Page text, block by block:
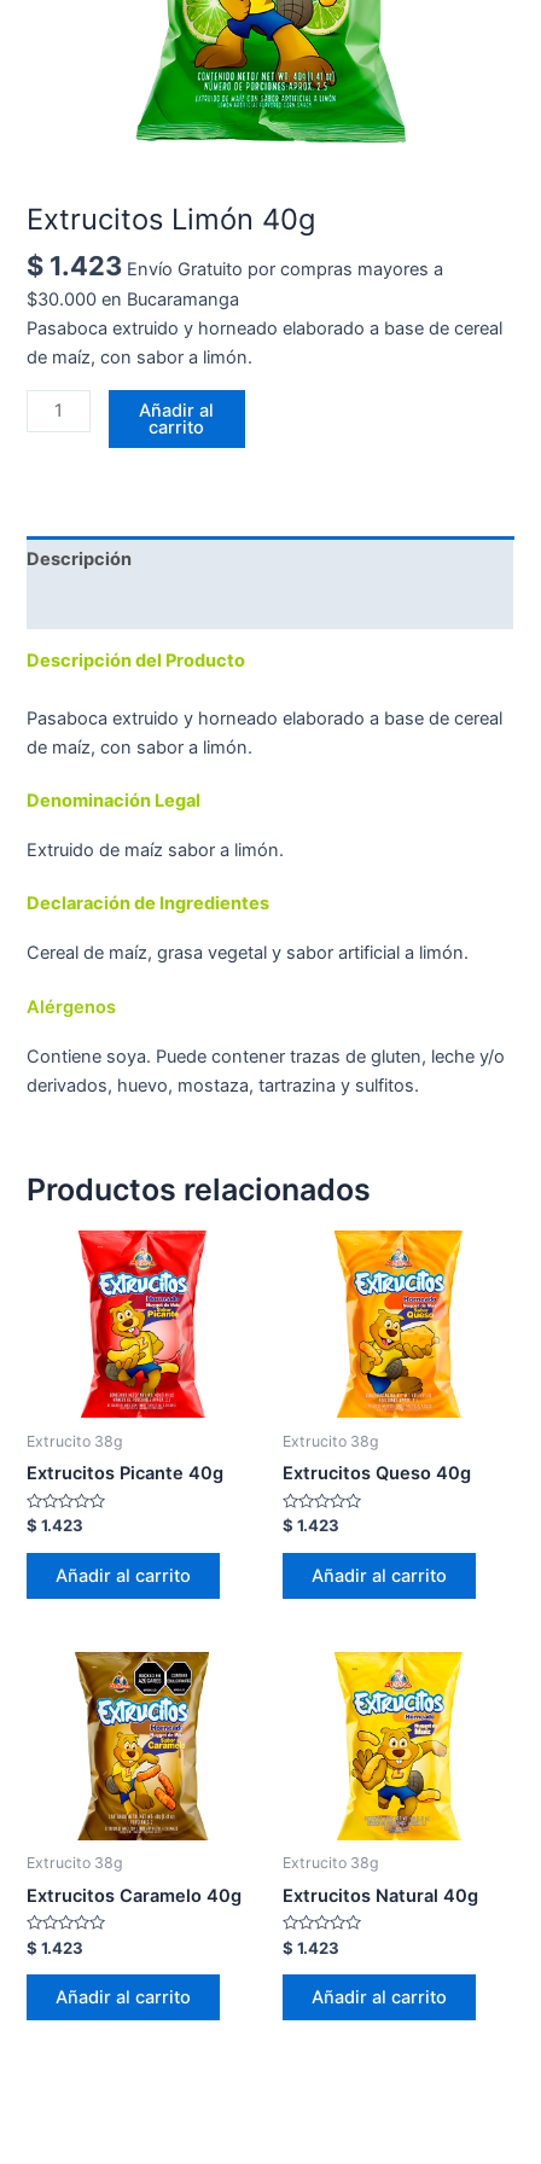
Extrucitos Limón 40g
$ 1.423 Envío Gratuito por compras mayores a
$30.000 en Bucaramanga
Pasaboca extruido y horneado elaborado a base de cereal
de maíz, con sabor a limón.
Añadir al
carrito
Descripción
Descripción del Producto
Pasaboca extruido y horneado elaborado a base de cereal
de maíz, con sabor a limón.
Denominación Legal
Extruido de maíz sabor a limón.
Declaración de Ingredientes
Cereal de maíz, grasa vegetal y sabor artificial a limón.
Alérgenos
Contiene soya. Puede contener trazas de gluten, leche y/o
derivados, huevo, mostaza, tartrazina y sulfitos.
Productos relacionados
Extrucito 38g
Extrucitos Picante 40g
Valorado
en
0
$ 1.423
Añadir al carrito
Extrucito 38g
Extrucitos Queso 40g
Valorado
en
0
$ 1.423
Añadir al carrito
Extrucito 38g
Extrucitos Caramelo 40g
Valorado
en
0
$ 1.423
Añadir al carrito
Extrucito 38g
Extrucitos Natural 40g
Valorado
en
0
$ 1.423
Añadir al carrito